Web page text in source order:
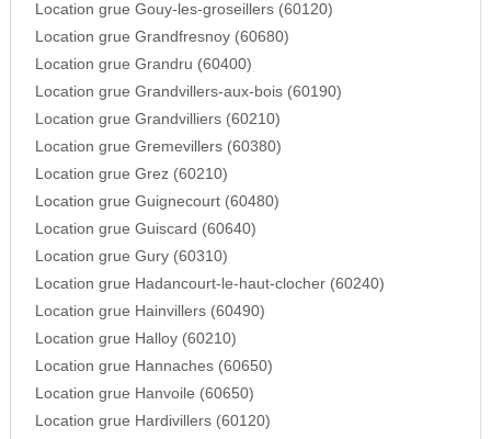
Location grue Gouy-les-groseillers (60120)
Location grue Grandfresnoy (60680)
Location grue Grandru (60400)
Location grue Grandvillers-aux-bois (60190)
Location grue Grandvilliers (60210)
Location grue Gremevillers (60380)
Location grue Grez (60210)
Location grue Guignecourt (60480)
Location grue Guiscard (60640)
Location grue Gury (60310)
Location grue Hadancourt-le-haut-clocher (60240)
Location grue Hainvillers (60490)
Location grue Halloy (60210)
Location grue Hannaches (60650)
Location grue Hanvoile (60650)
Location grue Hardivillers (60120)